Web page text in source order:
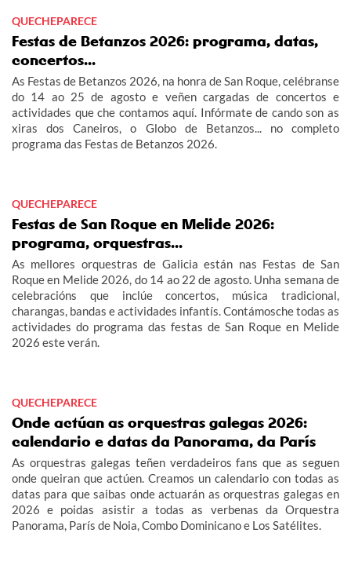
QUECHEPARECE
Festas de Betanzos 2026: programa, datas,
concertos...
As Festas de Betanzos 2026, na honra de San Roque, celébranse
do 14 ao 25 de agosto e veñen cargadas de concertos e
actividades que che contamos aquí. Infórmate de cando son as
xiras dos Caneiros, o Globo de Betanzos... no completo
programa das Festas de Betanzos 2026.
QUECHEPARECE
Festas de San Roque en Melide 2026:
programa, orquestras...
As mellores orquestras de Galicia están nas Festas de San
Roque en Melide 2026, do 14 ao 22 de agosto. Unha semana de
celebracións que inclúe concertos, música tradicional,
charangas, bandas e actividades infantís. Contámosche todas as
actividades do programa das festas de San Roque en Melide
2026 este verán.
QUECHEPARECE
Onde actúan as orquestras galegas 2026:
calendario e datas da Panorama, da París
As orquestras galegas teñen verdadeiros fans que as seguen
onde queiran que actúen. Creamos un calendario con todas as
datas para que saibas onde actuarán as orquestras galegas en
2026 e poidas asistir a todas as verbenas da Orquestra
Panorama, París de Noia, Combo Dominicano e Los Satélites.